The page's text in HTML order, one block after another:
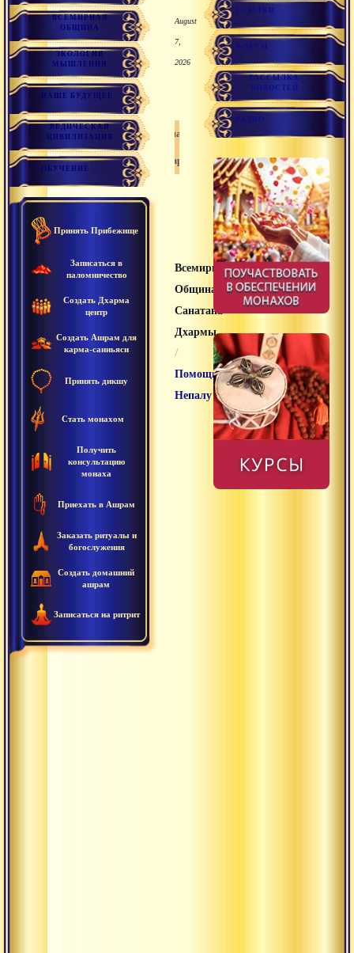
ВСЕМИРНАЯ
ОБЩИНА
ЭКОЛОГИЯ
МЫШЛЕНИЯ
НАШЕ БУДУЩЕЕ
ВЕДИЧЕСКАЯ
ЦИВИЛИЗАЦИЯ
ОБУЧЕНИЕ
Принять Прибежище
Записаться в
паломничество
Создать Дхарма
центр
Создать Ашрам для
карма-санньяси
Принять дикшу
Стать монахом
Получить
консультацию
монаха
Приехать в Ашрам
Заказать ритуалы и
богослужения
Создать домашний
ашрам
Записаться на ритрит
August
7,
2026
Санатана дхарма
Дхарма
Всемирная
Община
Санатана
Дхармы
/
Помощь
Непалу
ССЫЛКИ
ФОРУМ
РАССЫЛКА
НОВОСТЕЙ
РАДИО